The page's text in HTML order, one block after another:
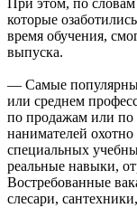
При этом, по
которые
время обучения,
выпуска.
— Самые
или среднем
по продажам или по
нанимателей
специальных
реальные навыки,
Востребованные
слесари,